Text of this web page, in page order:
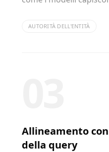
AUTORITÀ DELL'ENTITÀ
Allineamento
della query